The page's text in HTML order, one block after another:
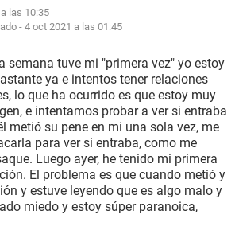
las 10:35
-4 oct 2021 a las 01:45
semana tuve mi "primera vez" yo estoy
ya e intentos tener relaciones
lo que ha ocurrido es que estoy muy
e intentamos probar a ver si entraba
metió su pene en mi una sola vez, me
para ver si entraba, como me
Luego ayer, he tenido mi primera
El problema es que cuando metió y
y estuve leyendo que es algo malo y
miedo y estoy súper paranoica,